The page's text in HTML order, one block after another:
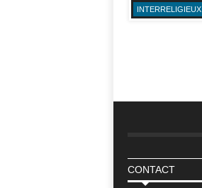
INTERRELIGIEUX
CONTACT